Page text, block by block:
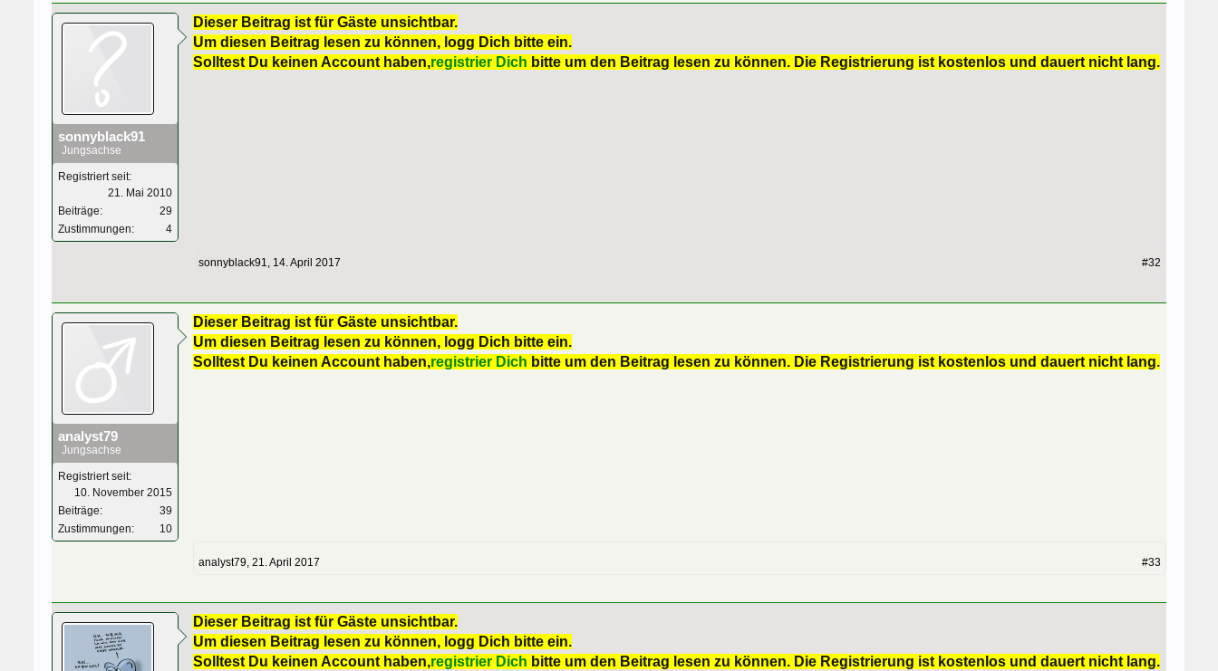
sonnyblack91
Jungsachse
Registriert seit:
21. Mai 2010
Beiträge:
29
Zustimmungen:
4
Dieser Beitrag ist für Gäste unsichtbar.
Um diesen Beitrag lesen zu können, logg Dich bitte ein.
Solltest Du keinen Account haben,registrier Dich bitte um den Beitrag lesen zu können. Die Registrierung ist kostenlos und dauert nicht lang.
sonnyblack91, 14. April 2017 #32
analyst79
Jungsachse
Registriert seit:
10. November 2015
Beiträge:
39
Zustimmungen:
10
Dieser Beitrag ist für Gäste unsichtbar.
Um diesen Beitrag lesen zu können, logg Dich bitte ein.
Solltest Du keinen Account haben,registrier Dich bitte um den Beitrag lesen zu können. Die Registrierung ist kostenlos und dauert nicht lang.
analyst79, 21. April 2017 #33
Dieser Beitrag ist für Gäste unsichtbar.
Um diesen Beitrag lesen zu können, logg Dich bitte ein.
Solltest Du keinen Account haben,registrier Dich bitte um den Beitrag lesen zu können. Die Registrierung ist kostenlos und dauert nicht lang.